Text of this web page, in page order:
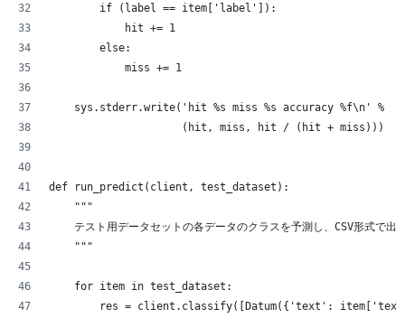
        if (label == item['label']):
            hit += 1
        else:
            miss += 1
    sys.stderr.write('hit %s miss %s accuracy %f\n' %
                     (hit, miss, hit / (hit + miss)))
def run_predict(client, test_dataset):
    """
テスト用データセットの各データのクラスを予測し、CSV形式で出
    """
    for item in test_dataset:
res = client.classify([Datum({'text':